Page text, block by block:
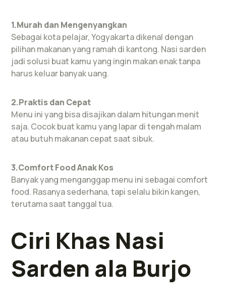
1.Murah dan Mengenyangkan
Sebagai kota pelajar, Yogyakarta dikenal dengan
pilihan makanan yang ramah di kantong. Nasi sarden
jadi solusi buat kamu yang ingin makan enak tanpa
harus keluar banyak uang.
2.Praktis dan Cepat
Menu ini yang bisa disajikan dalam hitungan menit
saja. Cocok buat kamu yang lapar di tengah malam
atau butuh makanan cepat saat sibuk.
3.Comfort Food Anak Kos
Banyak yang menganggap menu ini sebagai comfort
food. Rasanya sederhana, tapi selalu bikin kangen,
terutama saat tanggal tua.
Ciri Khas Nasi
Sarden ala Burjo